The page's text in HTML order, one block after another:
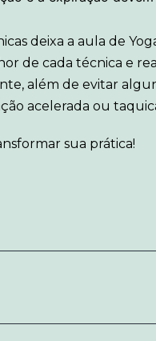
deixa a aula de
de cada técnica e
além de evitar
acelerada ou
sua prática!